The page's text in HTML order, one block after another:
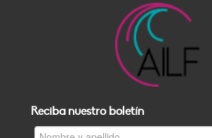
Reciba nuestro boletín